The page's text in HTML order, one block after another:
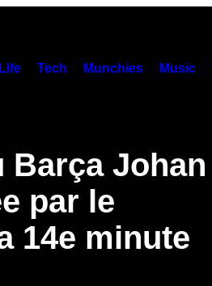
Life Tech Munchies Music
Barça Johan
par le
14e minute